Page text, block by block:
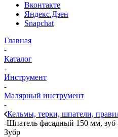
Вконтакте
Яндекс.Дзен
Snapchat
Главная
-
Каталог
-
Инструмент
-
Малярный инструмент
-
Кельмы, терки, шпатели,
-Шпатель фасадный 150 мм, зуб
Зубр